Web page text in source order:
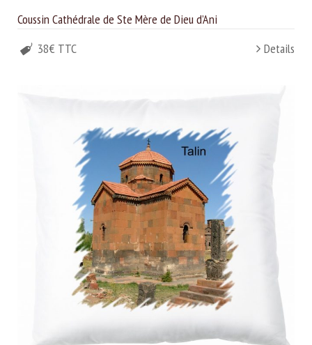
Coussin Cathédrale de Ste Mère de Dieu d’Ani
38€ TTC
Details